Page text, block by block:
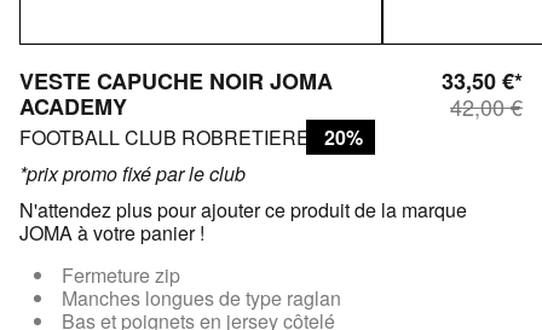
VESTE CAPUCHE NOIR JOMA
ACADEMY
FOOTBALL CLUB ROBRETIERES
33,50 €*
42,00 €
20%
*prix promo fixé par le club
N'attendez plus pour ajouter ce produit de la marque
JOMA à votre panier !
Fermeture zip
Manches longues de type raglan
Bas et poignets en jersey côtelé